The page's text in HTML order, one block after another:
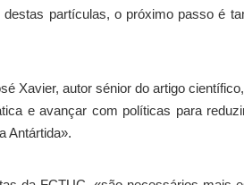
partículas, o próximo passo é
Xavier, autor sénior do artigo
e avançar com políticas para
Antártida».